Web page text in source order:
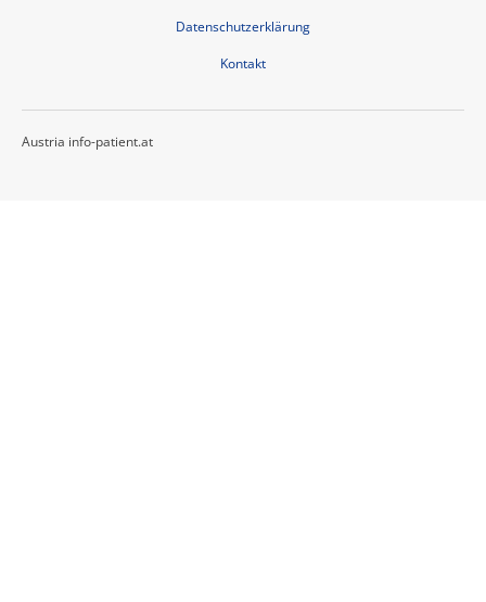
Datenschutzerklärung
Kontakt
Austria info-patient.at